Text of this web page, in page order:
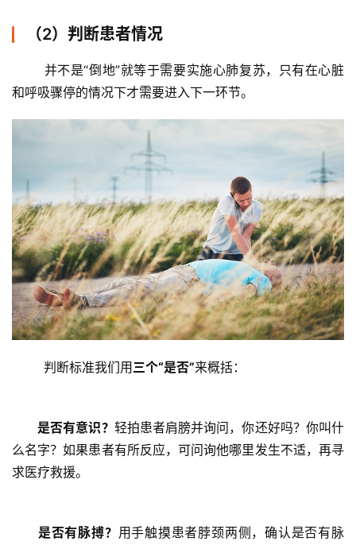
（2）判断患者情况
和呼吸骤停的情况下才需要进入下一环节。
	判断标准我们用
三个“是否”来概括：
	是否有意识？
轻拍患者肩膀并询问，你还好吗？你叫什
么名字？如果患者有所反应，可问询他哪里发生不适，再寻
求医疗救援。
	是否有脉搏？
用手触摸患者脖颈两侧，确认是否有脉